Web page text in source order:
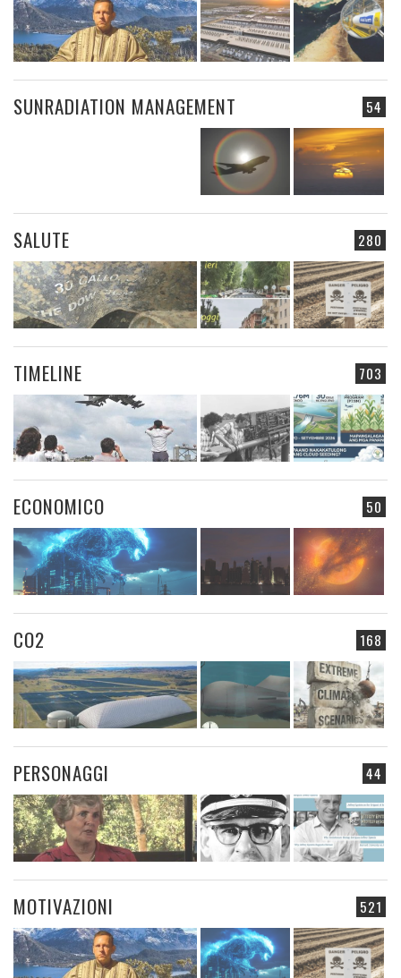
54
SUNRADIATION MANAGEMENT
280
SALUTE
703
TIMELINE
50
ECONOMICO
168
CO2
44
PERSONAGGI
521
MOTIVAZIONI